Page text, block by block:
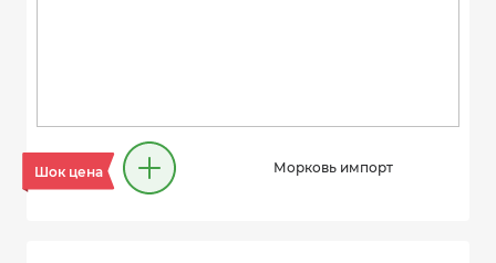
Шок цена Морковь импорт